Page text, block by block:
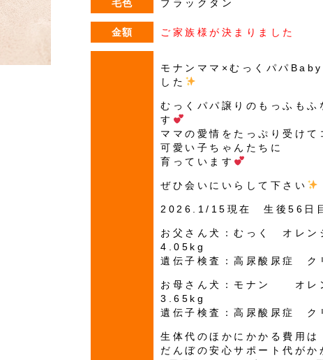
毛色 ブラックタン
金額 ご家族様が決まりました
モナンママ×むっくパパBaby
した
むっくパパ譲りのもっふもふ
す
ママの愛情をたっぷり受けて
可愛い子ちゃんたちに
育っています
ぜひ会いにいらして下さい
2026.1/15現在 生後56日
お父さん犬：むっく オレ
4.05kg
遺伝子検査：高尿酸尿症 ク
お母さん犬：モナン オレ
3.65kg
遺伝子検査：高尿酸尿症 ク
生体代のほかにかかる費用は
だんぼの安心サポート代がか